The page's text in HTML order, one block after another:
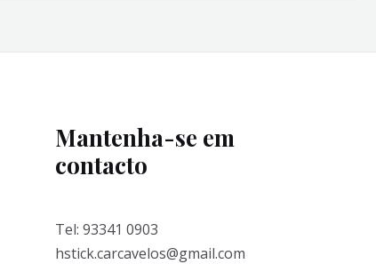
Mantenha-se em
contacto
Tel: 93341 0903
hstick.carcavelos@gmail.com